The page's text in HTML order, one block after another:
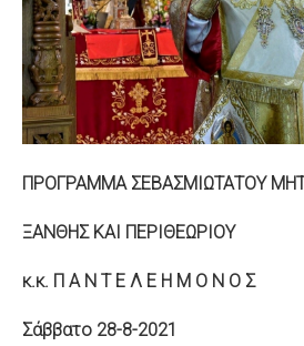
ΠΡΟΓΡΑΜΜΑ ΣΕΒΑΣΜΙΩΤΑΤΟΥ
ΞΑΝΘΗΣ ΚΑΙ ΠΕΡΙΘΕΩΡΙΟΥ
κ.κ. Π Α Ν Τ Ε Λ Ε Η Μ Ο Ν Ο Σ
Σάββατο 28-8-2021